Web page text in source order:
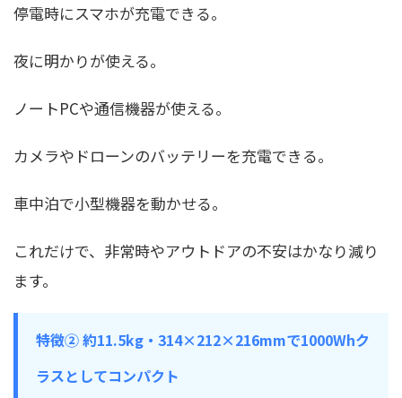
停電時にスマホが充電できる。
夜に明かりが使える。
ノートPCや通信機器が使える。
カメラやドローンのバッテリーを充電できる。
車中泊で小型機器を動かせる。
これだけで、非常時やアウトドアの不安はかなり減り
ます。
特徴② 約11.5kg・314×212×216mmで1000Whク
ラスとしてコンパクト